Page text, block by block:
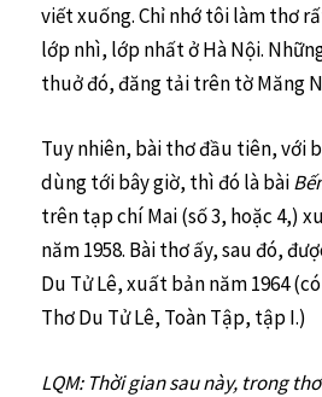
viết xuống. Chỉ nhớ tôi làm thơ
lớp nhì, lớp nhất ở Hà Nội.
thuở đó, đăng tải trên tờ Măng
Tuy nhiên, bài thơ đầu tiên, với
dùng tới bây giờ, thì đó là bài
trên tạp chí Mai (số 3, hoặc 4,)
năm 1958. Bài thơ ấy, sau đó,
Du Tử Lê, xuất bản năm 1964
Thơ Du Tử Lê, Toàn Tập, tập I.)
LQM: Thời gian sau này, trong